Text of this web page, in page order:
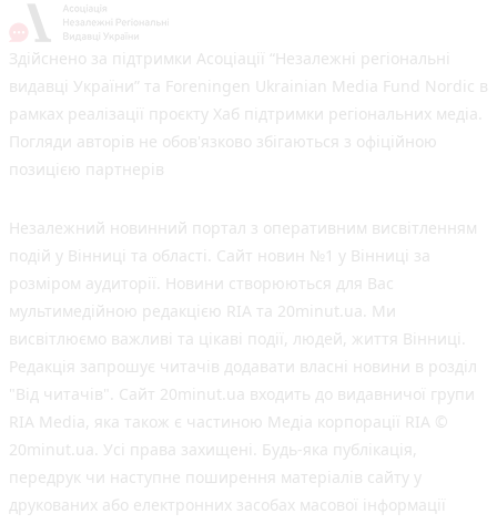
Здійснено за підтримки Асоціації “Незалежні регіональні
видавці України” та Foreningen Ukrainian Media Fund Nordic в
рамках реалізації проєкту Хаб підтримки регіональних медіа.
Погляди авторів не обов'язково збігаються з офіційною
позицією партнерів
Незалежний новинний портал з оперативним висвітленням
подій у Вінниці та області. Сайт новин №1 у Вінниці за
розміром аудиторії. Новини створюються для Вас
мультимедійною редакцією RIA та 20minut.ua. Ми
висвітлюємо важливі та цікаві події, людей, життя Вінниці.
Редакція запрошує читачів додавати власні новини в розділ
"Від читачів". Сайт 20minut.ua входить до видавничої групи
RIA Media, яка також є частиною Медіа корпорації RIA ©
20minut.ua. Усі права захищені. Будь-яка публiкацiя,
передрук чи наступне поширення матеріалів сайту у
друкованих або електронних засобах масової інформації